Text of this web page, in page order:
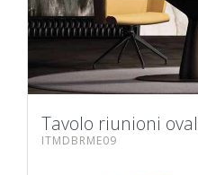
Tavolo riunioni
ITMDBRME09